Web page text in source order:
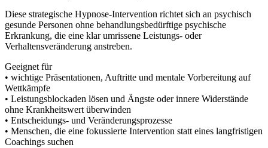
Diese strategische Hypnose-Intervention richtet sich an psychisch
gesunde Personen ohne behandlungsbedürftige psychische
Erkrankung, die eine klar umrissene Leistungs- oder
Verhaltensveränderung anstreben.
Geeignet für
• wichtige Präsentationen, Auftritte und mentale Vorbereitung auf
Wettkämpfe
• Leistungsblockaden lösen und Ängste oder innere Widerstände
ohne Krankheitswert überwinden
• Entscheidungs- und Veränderungsprozesse
• Menschen, die eine fokussierte Intervention statt eines langfristigen
Coachings suchen